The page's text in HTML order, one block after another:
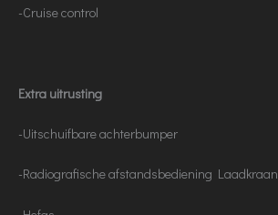
-Cruise control
Extra uitrusting
-Uitschuifbare achterbumper
-Radiografische afstandsbediening Laadkraan